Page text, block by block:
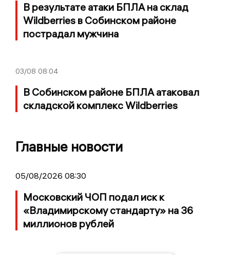
В результате атаки БПЛА на склад
Wildberries в Собинском районе
пострадал мужчина
03/08 08:04
В Собинском районе БПЛА атаковал
складской комплекс Wildberries
Главные новости
05/08/2026 08:30
Московский ЧОП подал иск к
«Владимирскому стандарту» на 36
миллионов рублей